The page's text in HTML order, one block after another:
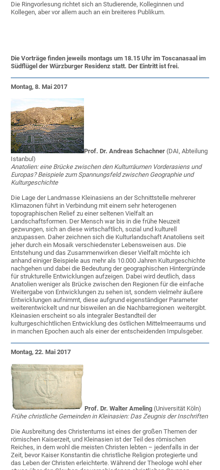
Die Ringvorlesung richtet sich an Studierende, Kolleginnen und
Kollegen, aber vor allem auch an ein breiteres Publikum.
Die Vorträge finden jeweils montags um 18.15 Uhr im Toscanasaal im
Südflügel der Würzburger Residenz statt. Der Eintritt ist frei.
Montag, 8. Mai 2017
Prof. Dr. Andreas Schachner (DAI, Abteilung
Istanbul)
Anatolien: eine Brücke zwischen den Kulturräumen Vorderasiens und
Europas? Beispiele zum Spannungsfeld zwischen Geographie und
Kulturgeschichte
Die Lage der Landmasse Kleinasiens an der Schnittstelle mehrerer
Klimazonen führt in Verbindung mit einem sehr heterogenen
topographischen Relief zu einer seltenen Vielfalt an
Landschaftsformen. Der Mensch war bis in die frühe Neuzeit
gezwungen, sich an diese wirtschaftlich, sozial und kulturell
anzupassen. Daher zeichnen sich die Kulturlandschaft Anatoliens seit
jeher durch ein Mosaik verschiedenster Lebensweisen aus. Die
Entstehung und das Zusammenwirken dieser Vielfalt möchte ich
anhand einiger Beispiele aus mehr als 10.000 Jahren Kulturgeschichte
nachgehen und dabei die Bedeutung der geographischen Hintergründe
für strukturelle Entwicklungen aufzeigen. Dabei wird deutlich, dass
Anatolien weniger als Brücke zwischen den Regionen für die einfache
Weitergabe von Entwicklungen zu sehen ist, sondern vielmehr äußere
Entwicklungen aufnimmt, diese aufgrund eigenständiger Parameter
weiterentwickelt und nur bisweilen an die Nachbarregionen weitergibt.
Kleinasien erscheint so als integraler Bestandteil der
kulturgeschichtlichen Entwicklung des östlichen Mittelmeerraums und
in manchen Epochen auch als einer der entscheidenden Impulsgeber.
Montag, 22. Mai 2017
Prof. Dr. Walter Ameling (Universität Köln)
Frühe christliche Gemeinden in Kleinasien: Das Zeugnis der Inschriften
Die Ausbreitung des Christentums ist eines der großen Themen der
römischen Kaiserzeit, und Kleinasien ist der Teil des römischen
Reiches, in dem wohl die meisten Christen lebten – jedenfalls in der
Zeit, bevor Kaiser Konstantin die christliche Religion protegierte und
das Leben der Christen erleichterte. Während der Theologe wohl eher